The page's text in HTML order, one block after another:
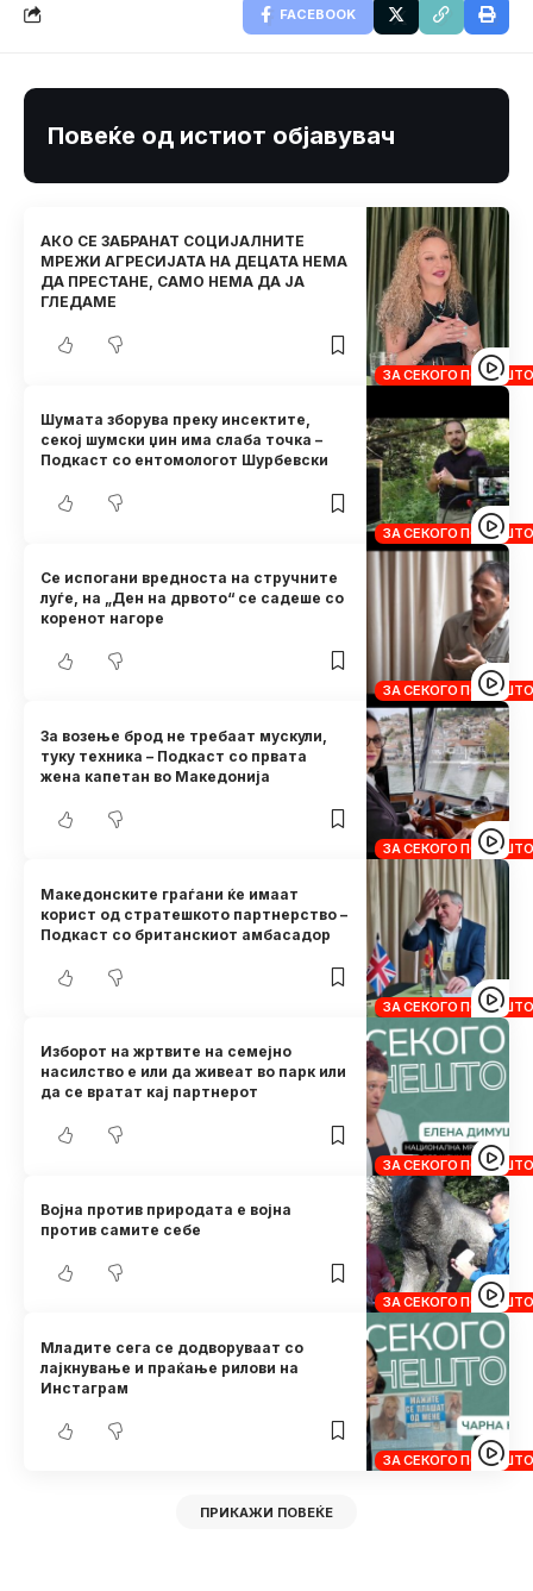
FACEBOOK
Повеќе од истиот објавувач
ЗА СЕКОГО ПО НЕШТО
АКО СЕ ЗАБРАНАТ СОЦИЈАЛНИТЕ
МРЕЖИ АГРЕСИЈАТА НА ДЕЦАТА НЕМА
ДА ПРЕСТАНЕ, САМО НЕМА ДА ЈА
ГЛЕДАМЕ
ЗА СЕКОГО ПО НЕШТО
Шумата зборува преку инсектите,
секој шумски џин има слаба точка –
Подкаст со ентомологот Шурбевски
ЗА СЕКОГО ПО НЕШТО
Се испогани вредноста на стручните
луѓе, на „Ден на дрвото“ се садеше со
коренот нагоре
ЗА СЕКОГО ПО НЕШТО
За возење брод не требаат мускули,
туку техника – Подкаст со првата
жена капетан во Македонија
ЗА СЕКОГО ПО НЕШТО
Македонските граѓани ќе имаат
корист од стратешкото партнерство –
Подкаст со британскиот амбасадор
ЗА СЕКОГО ПО НЕШТО
Изборот на жртвите на семејно
насилство е или да живеат во парк или
да се вратат кај партнерот
ЗА СЕКОГО ПО НЕШТО
Војна против природата е војна
против самите себе
ЗА СЕКОГО ПО НЕШТО
Младите сега се додворуваат со
лајкнување и праќање рилови на
Инстаграм
ПРИКАЖИ ПОВЕЌЕ